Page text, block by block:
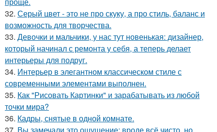
32. Серый цвет - это не про скуку, а про стиль, баланс и
возможность для творчества.
33. Девочки и мальчики, у нас тут новенькая: дизайнер,
который начинал с ремонта у себя, а теперь делает
интерьеры для подруг.
34. Интерьер в элегантном классическом стиле с
современными элементами выполнен.
35. Как "Рисовать Картинки" и зарабатывать из любой
точки мира?
36. Кадры, снятые в одной комнате.